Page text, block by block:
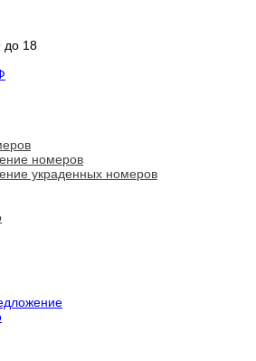
до 18
номеров
украденных номеров